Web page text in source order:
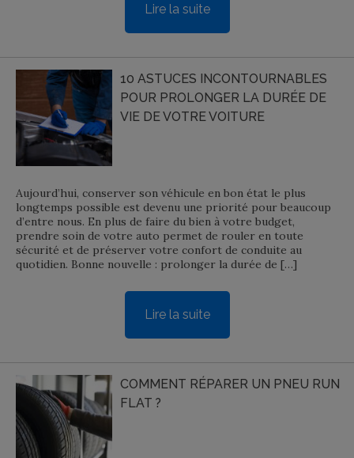
Lire la suite
10 ASTUCES INCONTOURNABLES
POUR PROLONGER LA DURÉE DE
VIE DE VOTRE VOITURE
Aujourd’hui, conserver son véhicule en bon état le plus
longtemps possible est devenu une priorité pour beaucoup
d’entre nous. En plus de faire du bien à votre budget,
prendre soin de votre auto permet de rouler en toute
sécurité et de préserver votre confort de conduite au
quotidien. Bonne nouvelle : prolonger la durée de […]
Lire la suite
COMMENT RÉPARER UN PNEU RUN
FLAT ?